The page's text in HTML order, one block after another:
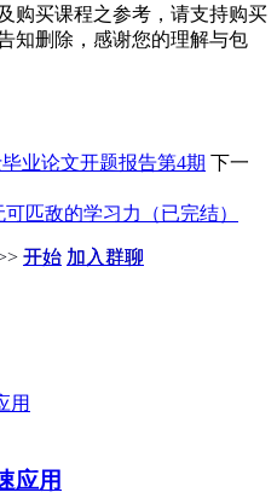
购买课程之参考，请支持购买
知删除，感谢您的理解与包
业论文开题报告第4期 下一
匹敌的学习力（已完结）
开始 加入群聊
应用